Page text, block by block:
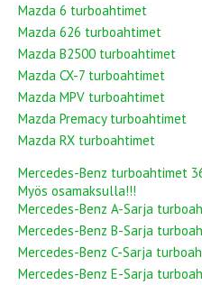
Mazda 6 turboahtimet
Mazda 626 turboahtimet
Mazda B2500 turboahtimet
Mazda CX-7 turboahtimet
Mazda MPV turboahtimet
Mazda Premacy turboahtimet
Mazda RX turboahtimet
Mercedes-Benz turboahtimet
Myös osamaksulla!!!
Mercedes-Benz A-Sarja
Mercedes-Benz B-Sarja
Mercedes-Benz C-Sarja
Mercedes-Benz E-Sarja